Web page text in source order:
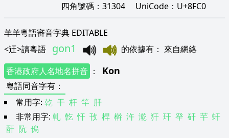
四角號碼： 31304 UniCode： U+8FC0
羊羊粵語審音字典 EDITABLE
<迀>讀粵語 gon1 的依據有 ： 來自網絡
香港政府人名地名拼音 ： Kon
粵語同音字有 ：
常用字: 乾 干 杆 竿 肝
非常用字: 乹 亁 忓 攼 桿 檊 汻 漧 犴 玕 癷 矸 芉 虷
酐 阬 鳱